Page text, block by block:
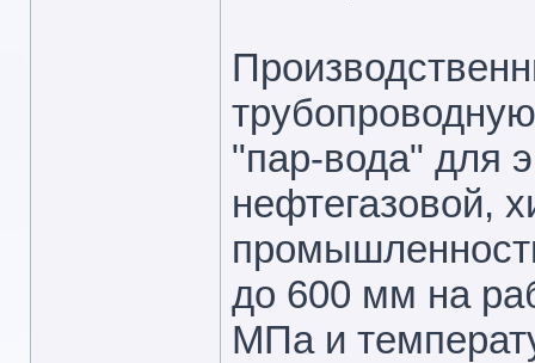
"пар-вода" для
нефтегазовой,
до 600 мм на
МПа и